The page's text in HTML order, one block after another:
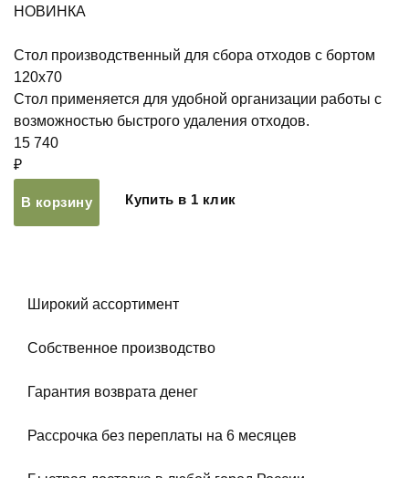
НОВИНКА
Стол производственный для сбора отходов с бортом
120х70
Стол применяется для удобной организации работы с
возможностью быстрого удаления отходов.
15 740
₽
В корзину Купить в 1 клик
Широкий ассортимент
Собственное производство
Гарантия возврата денег
Рассрочка без переплаты на 6 месяцев